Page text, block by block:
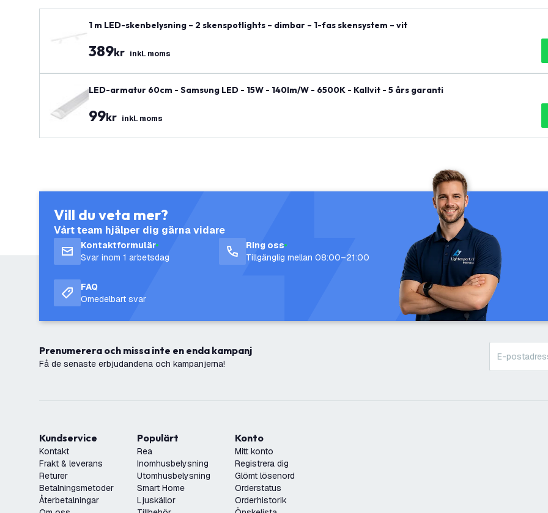
1 m LED-skenbelysning – 2 skenspotlights – dimbar – 1-fas skensystem – vit
389kr inkl. moms
LED-armatur 60cm - Samsung LED - 15W - 140lm/W - 6500K - Kallvit - 5 års garanti
99kr inkl. moms
Vill du veta mer?
Vårt team hjälper dig gärna vidare
Kontaktformulär
Svar inom 1 arbetsdag
Ring oss
Tillgänglig mellan 08:00–21:00
FAQ
Omedelbart svar
Prenumerera och missa inte en enda kampanj
Få de senaste erbjudandena och kampanjerna!
Kundservice
Kontakt
Frakt & leverans
Returer
Betalningsmetoder
Återbetalningar
Populärt
Rea
Inomhusbelysning
Utomhusbelysning
Smart Home
Ljuskällor
Konto
Mitt konto
Registrera dig
Glömt lösenord
Orderstatus
Orderhistorik